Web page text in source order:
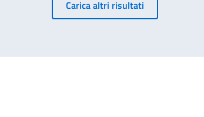
Carica altri risultati